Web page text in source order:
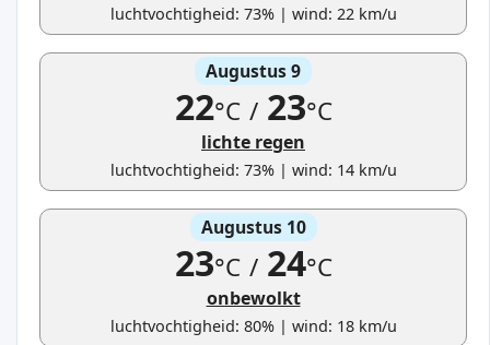
luchtvochtigheid: 73% | wind: 22 km/u
Augustus 9
22°C /23°C
lichte regen
luchtvochtigheid: 73% | wind: 14 km/u
Augustus 10
23°C /24°C
onbewolkt
luchtvochtigheid: 80% | wind: 18 km/u